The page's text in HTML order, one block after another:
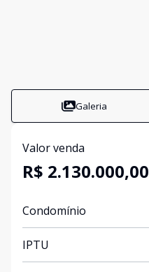
Galeria
Valor venda
R$ 2.130.000,00
Condomínio
IPTU